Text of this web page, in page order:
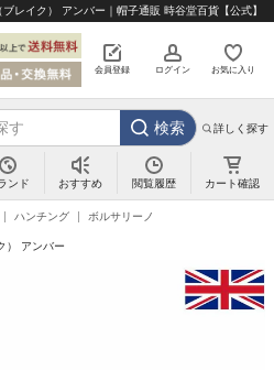
レイク） アンバー｜帽子通販 時谷堂百貨【公式】
会員登録 ログイン お気に入り
検索 詳しく探す
ンド おすすめ 閲覧履歴 カート確認
ハンチング ボルサリーノ
） アンバー